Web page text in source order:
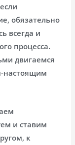
обязательно
всегда и
процесса.
двигаемся
настоящим
и ставим
к